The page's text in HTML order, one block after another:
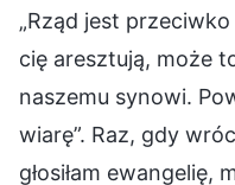
„Rząd jest
cię aresztują, może
naszemu synowi.
wiarę”. Raz, gdy
głosiłam ewangelię,